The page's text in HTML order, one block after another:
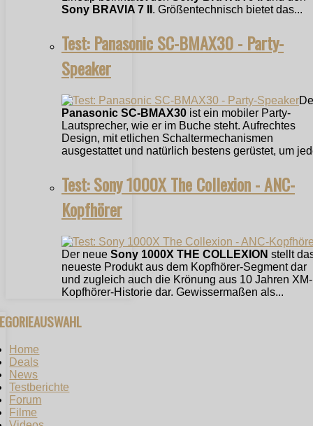
Sony BRAVIA 7 II . Größentechnisch bietet das...
Test: Panasonic SC-BMAX30 - Party-
Speaker
Panasonic SC-BMAX30 ist ein mobiler Party-
Lautsprecher, wie er im Buche steht. Aufrechtes
Design, mit etlichen Schaltermechanismen
ausgestattet und natürlich bestens gerüstet, um
Test: Sony 1000X The Collexion - ANC-
Kopfhörer
Der neue Sony 1000X THE COLLEXION stellt
neueste Produkt aus dem Kopfhörer-Segment dar
und zugleich auch die Krönung aus 10 Jahren XM-
Kopfhörer-Historie dar. Gewissermaßen als...
Home
Deals
News
Testberichte
Forum
Filme